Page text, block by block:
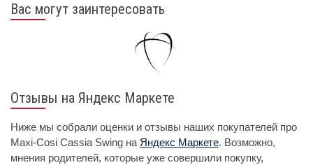
Вас могут заинтересовать
Отзывы на Яндекс Маркете
Ниже мы собрали оценки и отзывы наших покупателей про
Maxi-Cosi Cassia Swing на Яндекс Маркете. Возможно,
мнения родителей, которые уже совершили покупку,